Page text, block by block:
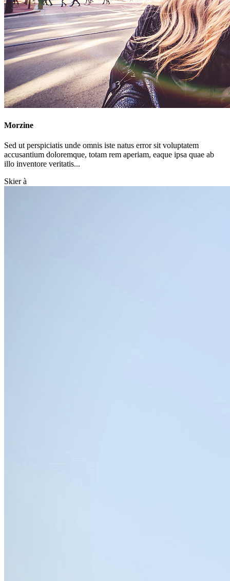
Morzine
Sed ut perspiciatis unde omnis iste natus error sit voluptatem
accusantium doloremque, totam rem aperiam, eaque ipsa quae ab
illo inventore veritatis...
Skier à